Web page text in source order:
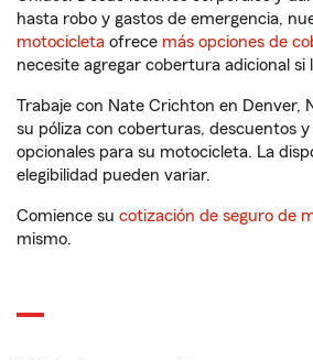
hasta robo y gastos de emergencia,
motocicleta ofrece más opciones de
necesite agregar cobertura adicional si
Trabaje con Nate Crichton en Denver,
su póliza con coberturas, descuentos
opcionales para su motocicleta. La
elegibilidad pueden variar.
Comience su cotización de seguro de
mismo.